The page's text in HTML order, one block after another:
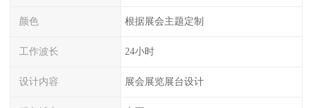
颜色 根据展会主题定制
工作波长 24小时
设计内容 展会展览展台设计